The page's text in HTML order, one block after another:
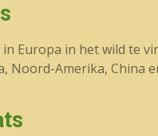
Europa in het wild te
Noord-Amerika, China